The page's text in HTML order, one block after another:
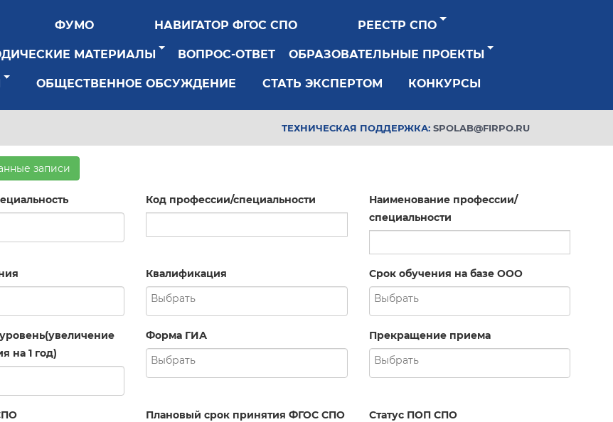
ФУМО НАВИГАТОР ФГОС СПО РЕЕСТР СПО
МАТЕРИАЛЫ ВОПРОС-ОТВЕТ ОБРАЗОВАТЕЛЬНЫЕ ПРОЕКТЫ
ОБЩЕСТВЕННОЕ ОБСУЖДЕНИЕ СТАТЬ ЭКСПЕРТОМ КОНКУРСЫ
ТЕХНИЧЕСКАЯ ПОДДЕРЖКА: SPOLAB@FIRPO.RU
записи
Код профессии/специальности
Наименование профессии/
специальности
Квалификация Срок обучения на базе ООО
на 1 год)
Форма ГИА Прекращение приема
Плановый срок принятия ФГОС СПО Статус ПОП СПО